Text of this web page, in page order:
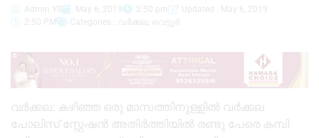
Admin YS May 6, 2019 2:50 pm
Updated : May 6, 2019
2:50 PM
Categories : വർക്കല വെട്ടൂർ
വർക്കല: കഴിഞ്ഞ ഒരു മാസത്തിനുള്ളിൽ വർക്കല
പോലിസ് സ്റ്റേഷൻ അതിർത്തിയിൽ രണ്ടു പേരെ കമ്പി